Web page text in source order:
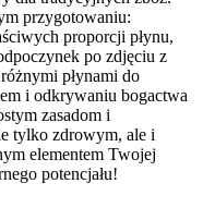
przygotowaniu:
proporcji płynu,
po zdjęciu z
płynami do
i odkrywaniu bogactwa
zasadom i
tylko zdrowym, ale i
elementem Twojej
potencjału!